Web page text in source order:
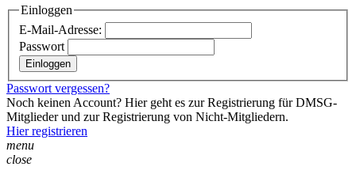
Einloggen
E-Mail-Adresse:
Passwort
Passwort vergessen?
Noch keinen Account? Hier geht es zur Registrierung für DMSG-
Mitglieder und zur Registrierung von Nicht-Mitgliedern.
Hier registrieren
menu
close